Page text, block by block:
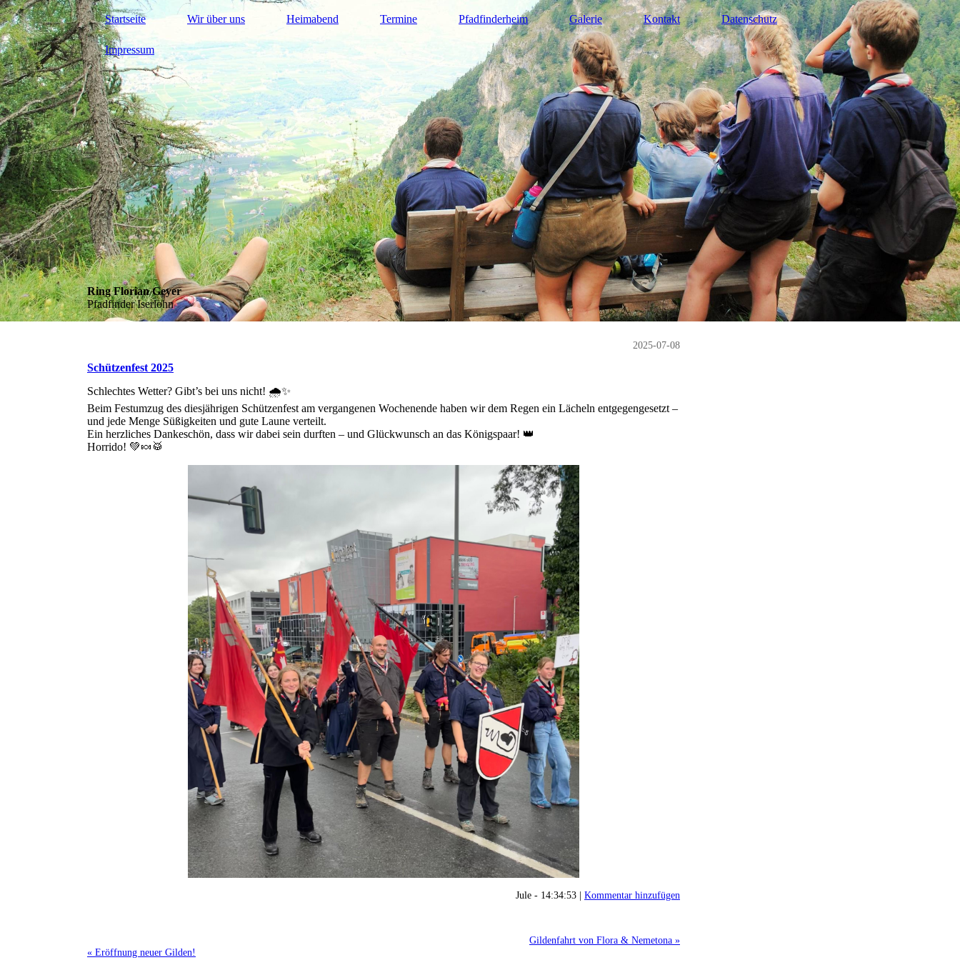
Startseite Wir über uns Heimabend Termine Pfadfinderheim Galerie Kontakt Datenschutz
Impressum
Ring Florian Geyer
Pfadfinder Iserlohn
2025-07-08
Schützenfest 2025
Schlechtes Wetter? Gibt’s bei uns nicht! 🌧️✨
Beim Festumzug des diesjährigen Schützenfest am vergangenen Wochenende haben wir dem Regen ein Lächeln entgegengesetzt –
und jede Menge Süßigkeiten und gute Laune verteilt.
Ein herzliches Dankeschön, dass wir dabei sein durften – und Glückwunsch an das Königspaar! 👑
Horrido! 💚🍬🥁
Jule - 14:34:53 | Kommentar hinzufügen
Gildenfahrt von Flora & Nemetona »
« Eröffnung neuer Gilden!